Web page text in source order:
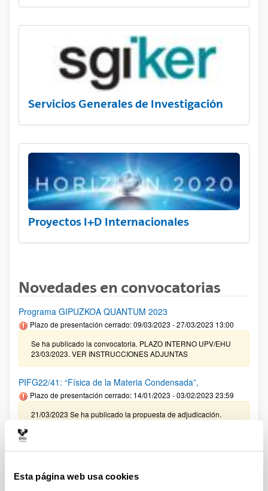
Esta página web usa cookies
Servicios Generales de Investigación
Proyectos I+D Internacionales
Novedades en convocatorias
Programa GIPUZKOA QUANTUM 2023
Plazo de presentación cerrado: 09/03/2023 - 27/03/2023 13:00
Se ha publicado la convocatoria. PLAZO INTERNO UPV/EHU
23/03/2023. VER INSTRUCCIONES ADJUNTAS
PIFG22/41: “Física de la Materia Condensada”,
Plazo de presentación cerrado: 14/01/2023 - 03/02/2023 23:59
21/03/2023 Se ha publicado la propuesta de adjudicación.
Convocatoria para la obtención del certificado R3
Se ha publicado la convocatoria. El plazo de presentación de
las solicitudes finaliza 13 de abril de 2023 a las 14:00 horas.